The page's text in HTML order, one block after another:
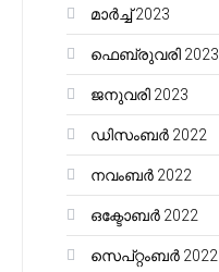
മാർച്ച്‌ 2023
ഫെബ്രുവരി 2023
ജനുവരി 2023
ഡിസംബർ 2022
നവംബർ 2022
ഒക്ടോബർ 2022
സെപ്റ്റംബർ 2022